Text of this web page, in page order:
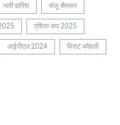
भारी बारिश
संजू सैमसन
एशिया कप 2025
आईपीएल 2024 विराट कोहली